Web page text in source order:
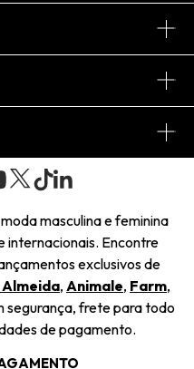
masculina e feminina
internacionais. Encontre
exclusivos de
, Animale, Farm,
segurança, frete para todo
de pagamento.